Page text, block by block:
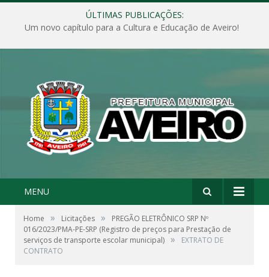
ÚLTIMAS PUBLICAÇÕES:
Um novo capítulo para a Cultura e Educação de Aveiro!
MENU
Home » Licitações »
PREGÃO ELETRÔNICO SRP Nº
016/2023/PMA-PE-SRP (Registro de preços para Prestação de
serviços de transporte escolar municipal) »
EXTRATO DE
CONTRATO